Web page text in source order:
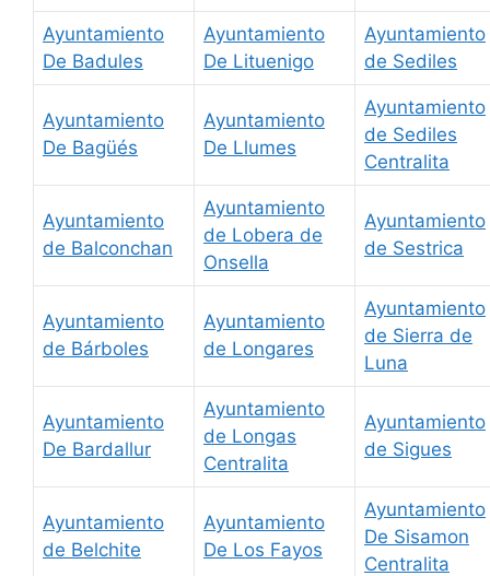
Ayuntamiento
De Badules
Ayuntamiento
De Lituenigo
Ayuntamiento
de Sediles
Ayuntamiento
De Bagüés
Ayuntamiento
De Llumes
Ayuntamiento
de Sediles
Centralita
Ayuntamiento
de Balconchan
Ayuntamiento
de Lobera de
Onsella
Ayuntamiento
de Sestrica
Ayuntamiento
de Bárboles
Ayuntamiento
de Longares
Ayuntamiento
de Sierra de
Luna
Ayuntamiento
De Bardallur
Ayuntamiento
de Longas
Centralita
Ayuntamiento
de Sigues
Ayuntamiento
de Belchite
Ayuntamiento
De Los Fayos
Ayuntamiento
De Sisamon
Centralita